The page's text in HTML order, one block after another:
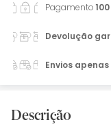
Pagamento
Devolução
Envios
Descrição